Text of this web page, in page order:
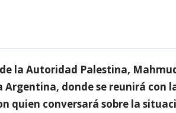
la Autoridad Palestina,
Argentina, donde se reunirá con
quien conversará sobre la